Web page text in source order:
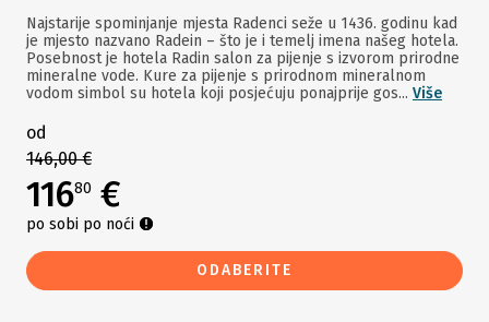
Najstarije spominjanje mjesta Radenci seže u 1436. godinu kad
je mjesto nazvano Radein – što je i temelj imena našeg hotela.
Posebnost je hotela Radin salon za pijenje s izvorom prirodne
mineralne vode. Kure za pijenje s prirodnom mineralnom
vodom simbol su hotela koji posjećuju ponajprije gos... Više
od
146,00 €
11680 €
po sobi po noći
ODABERITE